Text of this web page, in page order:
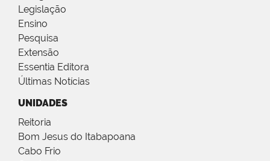
Legislação
Ensino
Pesquisa
Extensão
Essentia Editora
Últimas Notícias
UNIDADES
Reitoria
Bom Jesus do Itabapoana
Cabo Frio